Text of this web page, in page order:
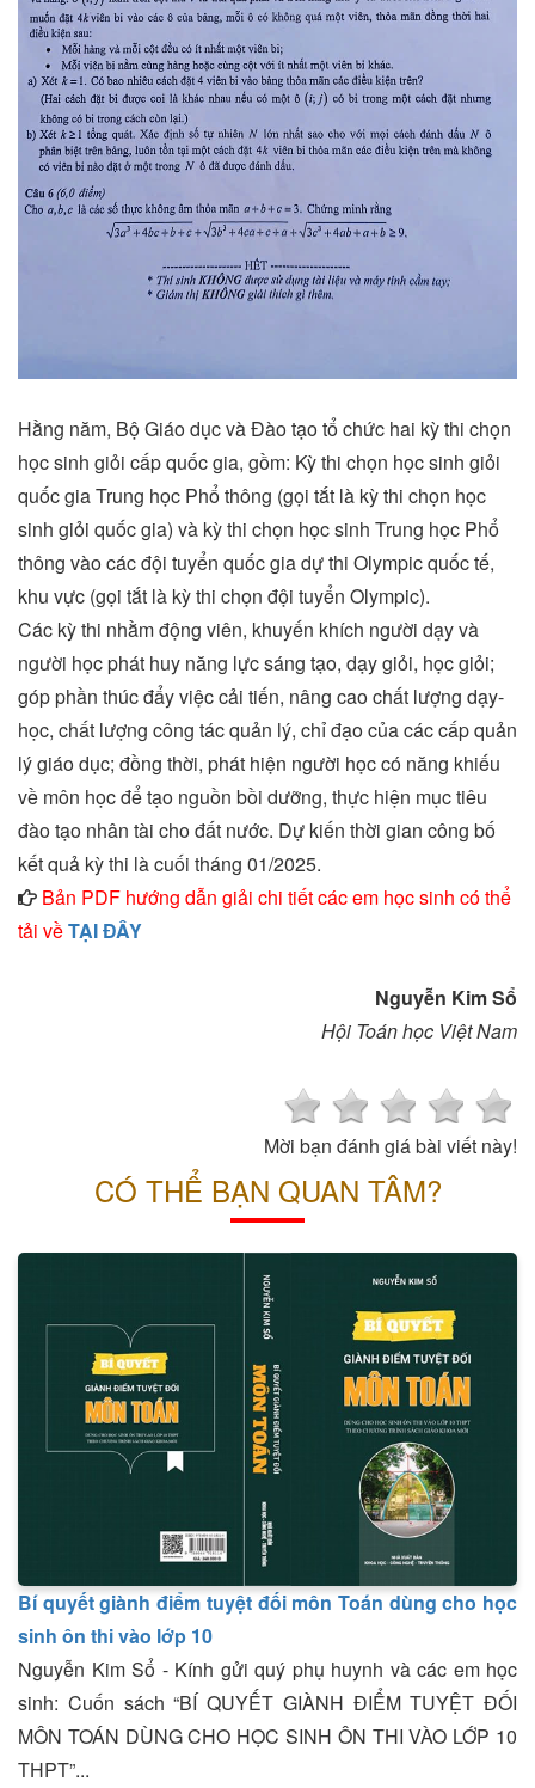
Hằng năm, Bộ Giáo dục và Đào tạo tổ chức hai kỳ thi chọn
học sinh giỏi cấp quốc gia, gồm: Kỳ thi chọn học sinh giỏi
quốc gia Trung học Phổ thông (gọi tắt là kỳ thi chọn học
sinh giỏi quốc gia) và kỳ thi chọn học sinh Trung học Phổ
thông vào các đội tuyển quốc gia dự thi Olympic quốc tế,
khu vực (gọi tắt là kỳ thi chọn đội tuyển Olympic).
Các kỳ thi nhằm động viên, khuyến khích người dạy và
người học phát huy năng lực sáng tạo, dạy giỏi, học giỏi;
góp phần thúc đẩy việc cải tiến, nâng cao chất lượng dạy-
học, chất lượng công tác quản lý, chỉ đạo của các cấp quản
lý giáo dục; đồng thời, phát hiện người học có năng khiếu
về môn học để tạo nguồn bồi dưỡng, thực hiện mục tiêu
đào tạo nhân tài cho đất nước. Dự kiến thời gian công bố
kết quả kỳ thi là cuối tháng 01/2025.
Bản PDF hướng dẫn giải chi tiết các em học sinh có thể
tải vềTẠI ĐÂY
Nguyễn Kim Sổ
Hội Toán học Việt Nam
Mời bạn đánh giá bài viết này!
CÓ THỂ BẠN QUAN TÂM?
Bí quyết giành điểm tuyệt đối môn Toán dùng cho học
sinh ôn thi vào lớp 10
Nguyễn Kim Sổ - Kính gửi quý phụ huynh và các em học
sinh: Cuốn sách “BÍ QUYẾT GIÀNH ĐIỂM TUYỆT ĐỐI
MÔN TOÁN DÙNG CHO HỌC SINH ÔN THI VÀO LỚP 10
THPT”...